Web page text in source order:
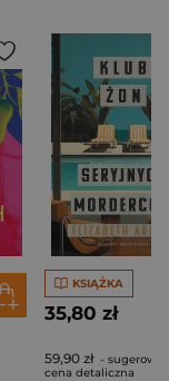
KSIĄŻKA
35,80 zł
59,90 zł -
cena detaliczna